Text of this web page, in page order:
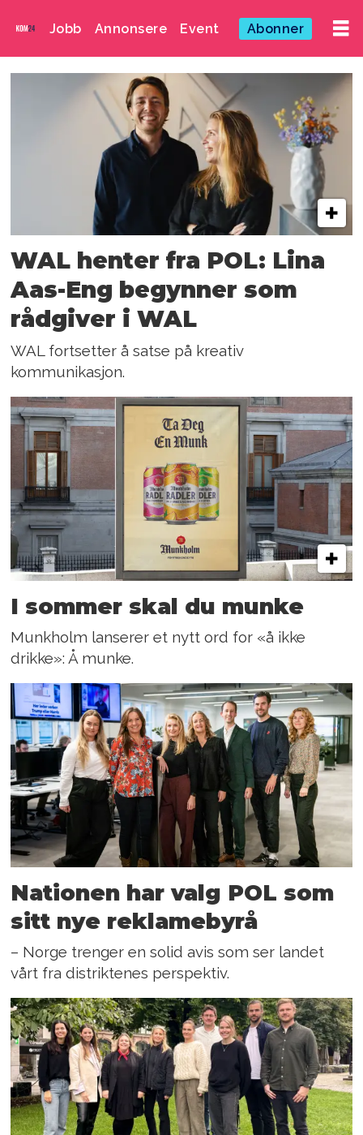
Jobb Annonsere Event Abonner
Emne:
WAL henter fra POL: Lina
Aas-Eng begynner som
rådgiver i WAL
WAL fortsetter å satse på kreativ
kommunikasjon.
I sommer skal du munke
Munkholm lanserer et nytt ord for «å ikke
drikke»: Å munke.
Nationen har valg POL som
sitt nye reklamebyrå
– Norge trenger en solid avis som ser landet
vårt fra distriktenes perspektiv.